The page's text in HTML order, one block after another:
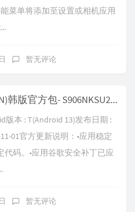
菜单将添加至设置或相机应用
暂无评论
三星Galaxy S22+ (SM-S906N)韩版官方包- S906NKSU2BVKC
版本 : T(Android 13)发布日期 :
01官方更新说明：•应用稳定
码。•应用谷歌安全补丁已应
暂无评论